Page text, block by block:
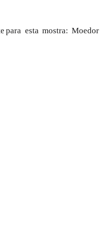
para esta mostra: Moedor